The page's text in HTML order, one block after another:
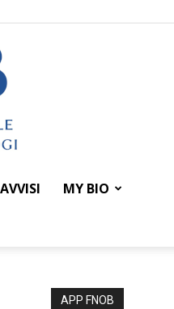
AVVISI MY BIO
APP FNOB